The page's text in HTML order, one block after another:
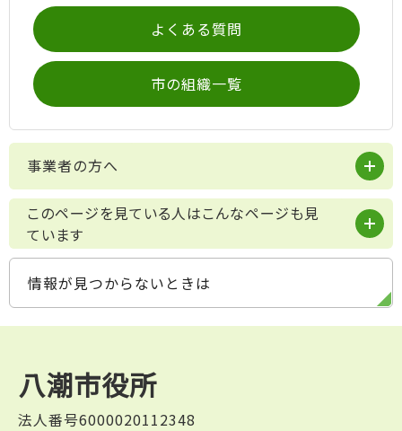
よくある質問
市の組織一覧
事業者の方へ
このページを見ている人はこんなページも見
ています
情報が見つからないときは
八潮市役所
法人番号6000020112348